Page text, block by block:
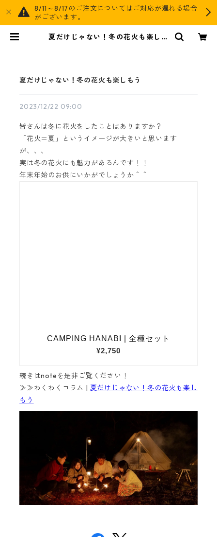
8/11～8/17のご注文についてはご対応が遅れる場合
がございます。
夏だけじゃない！冬の花火も楽しも
夏だけじゃない！冬の花火も楽しもう
2023/12/22 09:00
皆さんは冬に花火をしたことはありますか？
「花火＝夏」というイメージが大きいと思います
が、、、
実は冬の花火にも魅力があるんです！！
年末年始のお供にいかがでしょうか＾＾
続きはnoteを是非ご覧ください！
≫≫わくわくコラム | 夏だけじゃない！冬の花火も楽し
もう